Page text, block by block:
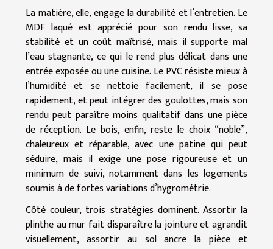
La matière, elle, engage la durabilité et l’entretien. Le
MDF laqué est apprécié pour son rendu lisse, sa
stabilité et un coût maîtrisé, mais il supporte mal
l’eau stagnante, ce qui le rend plus délicat dans une
entrée exposée ou une cuisine. Le PVC résiste mieux à
l’humidité et se nettoie facilement, il se pose
rapidement, et peut intégrer des goulottes, mais son
rendu peut paraître moins qualitatif dans une pièce
de réception. Le bois, enfin, reste le choix “noble”,
chaleureux et réparable, avec une patine qui peut
séduire, mais il exige une pose rigoureuse et un
minimum de suivi, notamment dans les logements
soumis à de fortes variations d’hygrométrie.
Côté couleur, trois stratégies dominent. Assortir la
plinthe au mur fait disparaître la jointure et agrandit
visuellement, assortir au sol ancre la pièce et